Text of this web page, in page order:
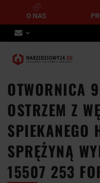
O NAS
OTWORNICA
OSTRZEM Z
SPIEKANEGO
SPRĘŻYNĄ
15507 253